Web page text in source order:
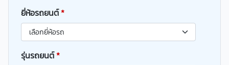
ยี่ห้อรถยนต์*
รุ่นรถยนต์*